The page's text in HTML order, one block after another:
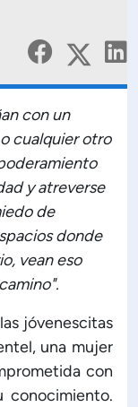
con un
cualquier otro
y atreverse
de
donde
vean eso
jóvenescitas
una mujer
con
conocimiento.